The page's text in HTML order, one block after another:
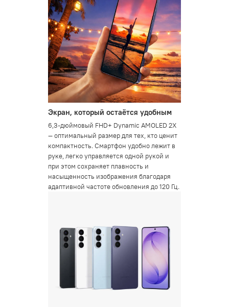
Экран, который остаётся удобным
6,3-дюймовый FHD+ Dynamic AMOLED 2X
— оптимальный размер для тех, кто ценит
компактность. Смартфон удобно лежит в
руке, легко управляется одной рукой и
при этом сохраняет плавность и
насыщенность изображения благодаря
адаптивной частоте обновления до 120 Гц.